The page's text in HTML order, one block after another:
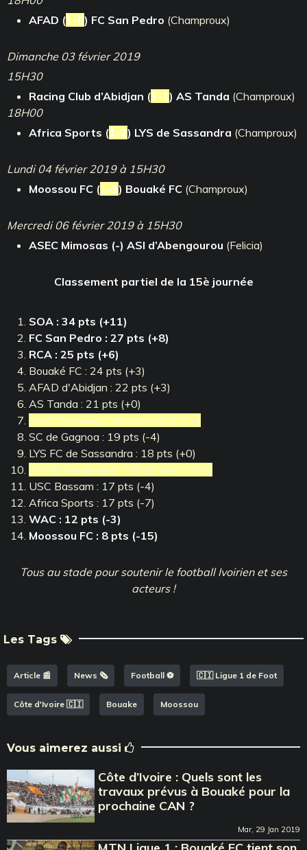
AFAD (1-0) FC San Pedro (Champroux)
Dimanche 03 février 2019
15H30
Racing Club d’Abidjan (3-1) AS Tanda (Champroux)
18H00
Africa Sports (1-2) LYS de Sassandra (Champroux)
Lundi 04 février 2019 à 15H30
Moossou FC (1-3) Bouaké FC (Champroux)
Mercredi 06 février 2019 à 15H30
ASEC Mimosas (-) ASI d’Abengourou (Felicia)
Classement partiel de la 15è journée
SOA : 34 pts (+11)
FC San Pedro : 27 pts (+8)
RCA : 25 pts (+6)
Bouaké FC : 24 pts (+3)
AFAD d'Abidjan : 22 pts (+3)
AS Tanda : 21 pts (+0)
ASEC Mimosas : 20 pts (+2) [-1 m]
SC de Gagnoa : 19 pts (-4)
LYS FC de Sassandra : 18 pts (+0)
ASI d’Abengourou : 18 pts (+0) [-1 m]
USC Bassam : 17 pts (-4)
Africa Sports : 17 pts (-7)
WAC : 12 pts (-3)
Moossou FC : 8 pts (-15)
Tous au stade pour soutenir le football Ivoirien et ses
acteurs !
Les Tags
Article 📰 News 🗞️ Football ⚽️ 🇨🇮 Ligue 1 de Foot
Côte d'Ivoire 🇨🇮 Bouake Moossou
Vous aimerez aussi
Côte d’Ivoire : Quels sont les
travaux prévus à Bouaké pour la
prochaine CAN ?
Mar, 29 Jan 2019